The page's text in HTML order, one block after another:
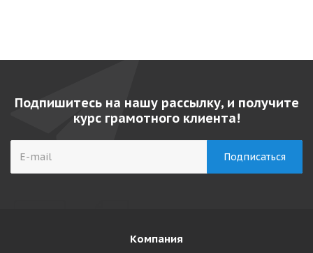
Подпишитесь на нашу рассылку, и получите
курс грамотного клиента!
Компания